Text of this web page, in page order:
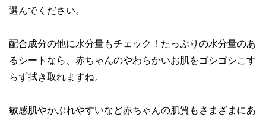
選んでください。
配合成分の他に水分量もチェック！たっぷりの水分量のあ
るシートなら、赤ちゃんのやわらかいお肌をゴシゴシこす
らず拭き取れますね。
敏感肌やかぶれやすいなど赤ちゃんの肌質もさまざまにあ